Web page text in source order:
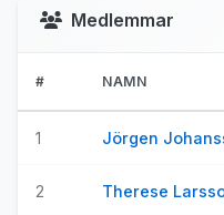
Medlemmar
# NAMN
1 Jörgen
2 Therese